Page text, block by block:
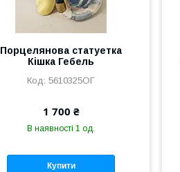
Порцелянова статуетка
Кішка Гебель
5610325ОГ
1 700 ₴
В наявності 1 од.
Купити